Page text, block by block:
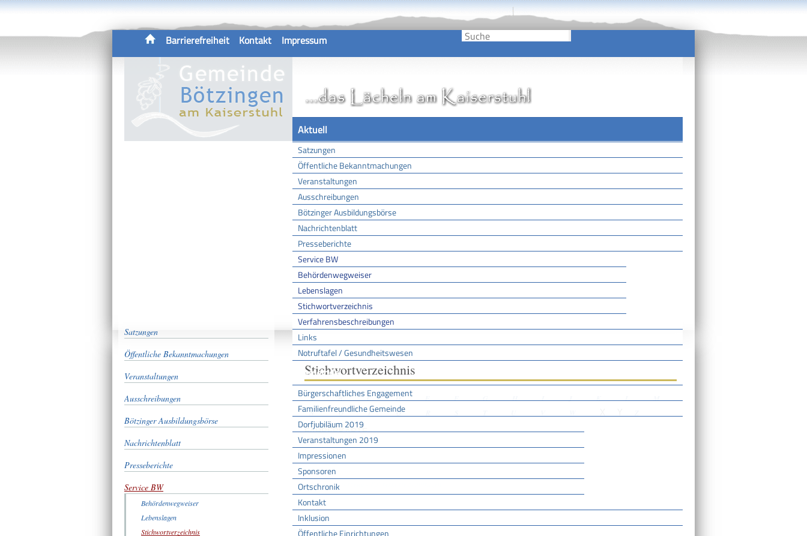
Barrierefreiheit Kontakt Impressum
Aktuell
Satzungen
Öffentliche Bekanntmachungen
Veranstaltungen
Ausschreibungen
Bötzinger Ausbildungsbörse
Nachrichtenblatt
Presseberichte
Service BW
Behördenwegweiser
Lebenslagen
Stichwortverzeichnis
Verfahrensbeschreibungen
Links
Notruftafel / Gesundheitswesen
Gemeinde
Bürgerschaftliches Engagement
Familienfreundliche Gemeinde
Dorfjubiläum 2019
Veranstaltungen 2019
Impressionen
Sponsoren
Ortschronik
Kontakt
Inklusion
Öffentliche Einrichtungen
Satzungen
Öffentliche Bekanntmachungen
Veranstaltungen
Ausschreibungen
Bötzinger Ausbildungsbörse
Nachrichtenblatt
Presseberichte
Service BW
Behördenwegweiser
Lebenslagen
Stichwortverzeichnis
Sie sind hier:Startseite /Aktuell /Service BW /Stichwortverzeichnis
Stichwortverzeichnis
A B C D E F G H I J K L
M
N
O P Q
FAHRERKARTE
Leistungen
Kraftfahrzeug - Fahrerkarte beantragen